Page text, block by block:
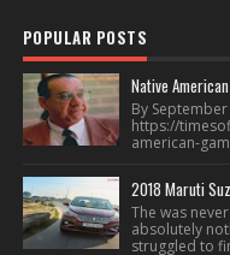
POPULAR POSTS
Native
By
https://
american-
2018 Maruti
The was
absolutely
struggled to